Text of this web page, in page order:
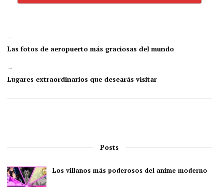
←
Las fotos de aeropuerto más graciosas del mundo
→
Lugares extraordinarios que desearás visitar
Posts
Los villanos más poderosos del anime moderno